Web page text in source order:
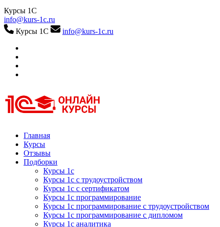
Курсы 1С
info@kurs-1c.ru
Курсы 1С
info@kurs-1c.ru
Курсы 1С
Курсы 1С официальная сертификация
Главная
Курсы
Отзывы
Подборки
Курсы 1с
Курсы 1с с трудоустройством
Курсы 1с с сертификатом
Курсы 1с программирование
Курсы 1с программирование с трудоустройством
Курсы 1с программирование с дипломом
Курсы 1с аналитика